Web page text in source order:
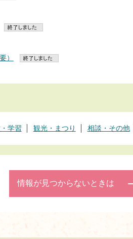
）
学習 観光・まつり 相談・その他
情報が見つからないときは